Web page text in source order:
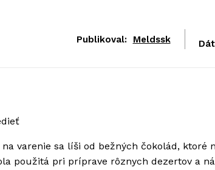
Publikoval: Meldssk
varenie sa líši od bežných čokolád, ktoré
použitá pri príprave rôznych dezertov a